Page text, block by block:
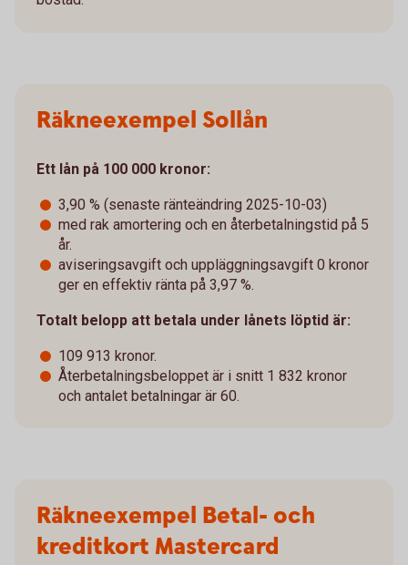
Räkneexempel Sollån
Ett lån på 100 000 kronor:
3,90 % (senaste ränteändring 2025-10-03)
med rak amortering och en återbetalningstid på 5
år.
aviseringsavgift och uppläggningsavgift 0 kronor
ger en effektiv ränta på 3,97 %.
Totalt belopp att betala under lånets löptid är:
109 913 kronor.
Återbetalningsbeloppet är i snitt 1 832 kronor
och antalet betalningar är 60.
Räkneexempel Betal- och
kreditkort Mastercard